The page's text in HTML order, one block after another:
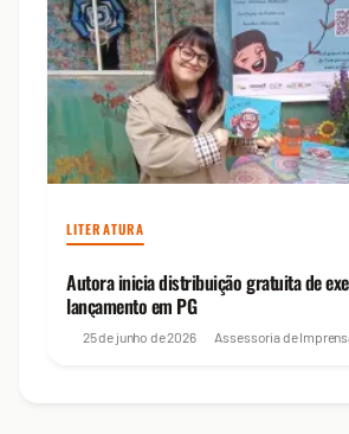
LITERATURA
Autora inicia distribuição gratuita de
lançamento em PG
25 de junho de 2026 Assessoria de